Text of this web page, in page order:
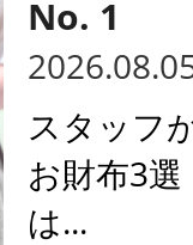
スタッフ
お財布3
は...